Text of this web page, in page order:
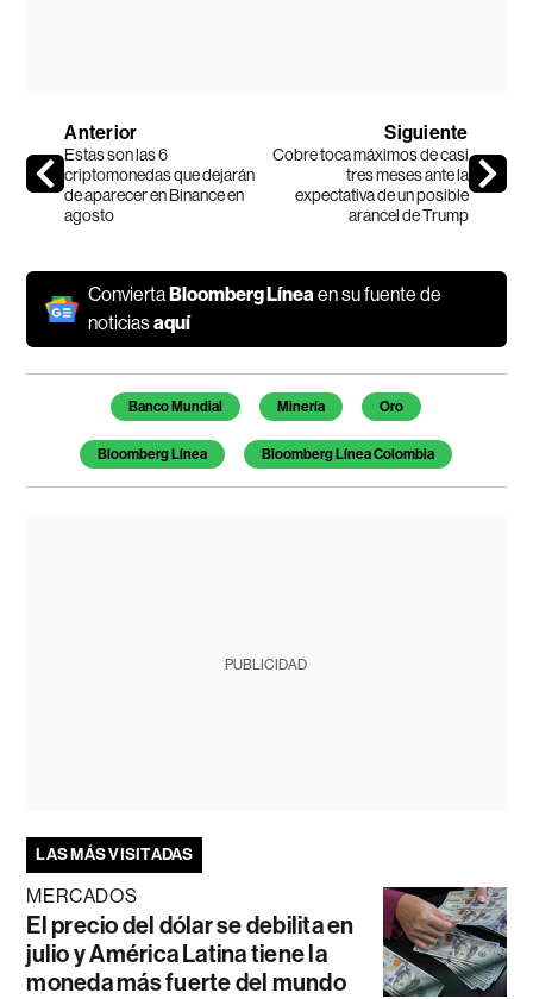
Anterior
Estas son las 6
criptomonedas que dejarán
de aparecer en Binance en
agosto
Siguiente
Cobre toca máximos de casi
tres meses ante la
expectativa de un posible
arancel de Trump
ConviertaBloomberg Líneaen su fuente de
noticiasaquí
Temas de este artículo
Banco Mundial Minería Oro
Bloomberg Línea Bloomberg Línea Colombia
PUBLICIDAD
LAS MÁS VISITADAS
MERCADOS
El precio del dólar se debilita en
julio y América Latina tiene la
moneda más fuerte del mundo